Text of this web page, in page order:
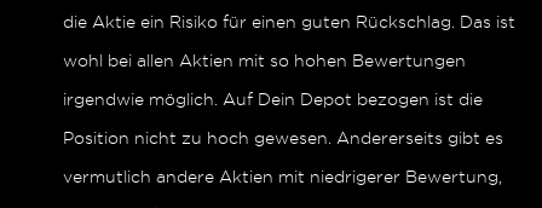
die Aktie ein Risiko für einen guten Rückschlag. Das ist
wohl bei allen Aktien mit so hohen Bewertungen
irgendwie möglich. Auf Dein Depot bezogen ist die
Position nicht zu hoch gewesen. Andererseits gibt es
vermutlich andere Aktien mit niedrigerer Bewertung,